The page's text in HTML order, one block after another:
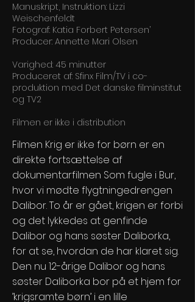
Manuskript, Instruktion: Lizzi
Weischenfeldt
Fotograf: Katia Forbert Petersen’
Producer: Annette Mari Olsen
Varighed: 45 minutter
Produceret af: Sfinx Film/TV i co-
produktion med Det danske filminstitut
og TV2
Filmen er ikke i distribution
Filmen Krig er ikke for børn er en
direkte fortsættelse af
dokumentarfilmen Som fugle i Bur,
hvor vi mødte flygtningedrengen
Dalibor. To år er gået, krigen er forbi
og det lykkedes at genfinde
Dalibor og hans søster Daliborka,
for at se, hvordan de har klaret sig.
Den nu 12-årige Dalibor og hans
søster Daliborka bor på et hjem for
’krigsramte børn’ i en lille